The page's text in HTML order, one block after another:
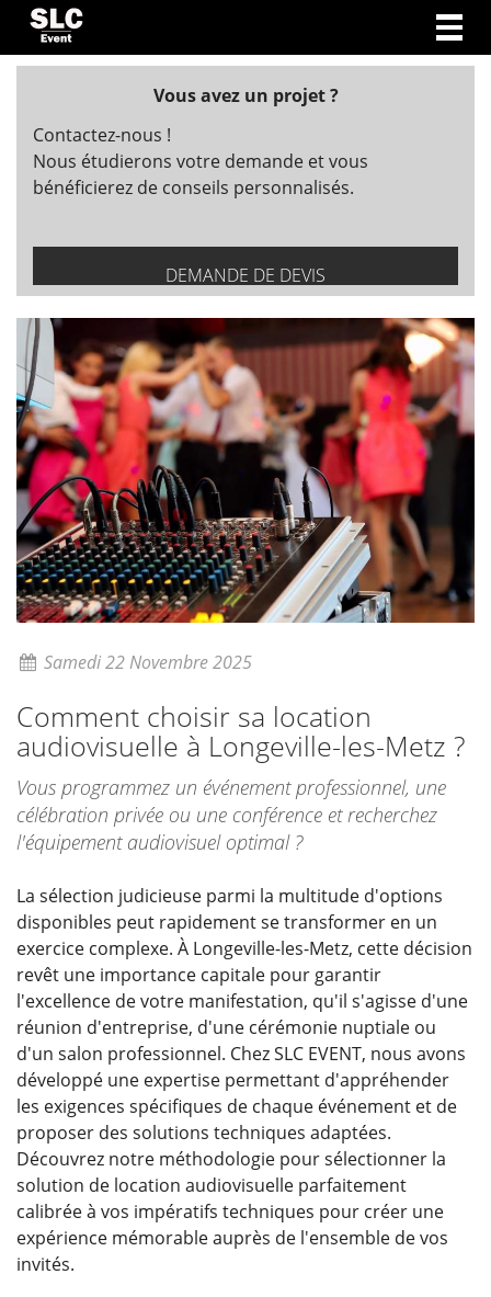
Vous avez un projet ?
Contactez-nous !
Nous étudierons votre demande et vous
bénéficierez de conseils personnalisés.
DEMANDE DE DEVIS
Samedi 22 Novembre 2025
Comment choisir sa location
audiovisuelle à Longeville-les-Metz ?
Vous programmez un événement professionnel, une
célébration privée ou une conférence et recherchez
l'équipement audiovisuel optimal ?
La sélection judicieuse parmi la multitude d'options
disponibles peut rapidement se transformer en un
exercice complexe. À Longeville-les-Metz, cette décision
revêt une importance capitale pour garantir
l'excellence de votre manifestation, qu'il s'agisse d'une
réunion d'entreprise, d'une cérémonie nuptiale ou
d'un salon professionnel. Chez SLC EVENT, nous avons
développé une expertise permettant d'appréhender
les exigences spécifiques de chaque événement et de
proposer des solutions techniques adaptées.
Découvrez notre méthodologie pour sélectionner la
solution de location audiovisuelle parfaitement
calibrée à vos impératifs techniques pour créer une
expérience mémorable auprès de l'ensemble de vos
invités.